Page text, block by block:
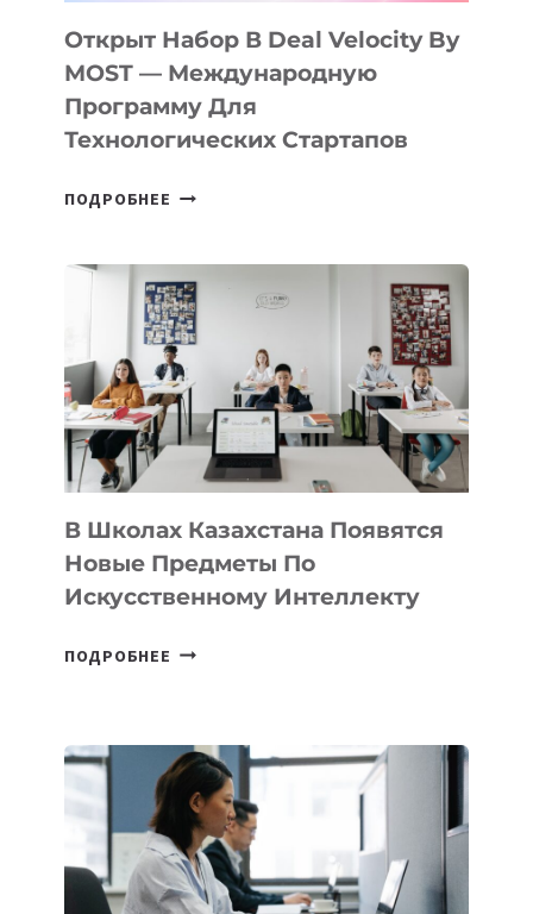
БИЛЕТ
В
ПРЕДПРИНИМАТЕЛЬСТВО
Открыт Набор В Deal Velocity By
MOST — Международную
Программу Для
Технологических Стартапов
ПОДРОБНЕЕ ОТКРЫТ
DEAL
VELOCITY
BY
MOST
—
МЕЖДУНАРОДНУЮ
ПРОГРАММУ
ДЛЯ
ТЕХНОЛОГИЧЕСКИХ
В Школах Казахстана Появятся
Новые Предметы По
Искусственному Интеллекту
ПОДРОБНЕЕ В
НОВЫЕ
ПРЕДМЕТЫ
ПО
ИСКУССТВЕННОМУ
ИНТЕЛЛЕКТУ